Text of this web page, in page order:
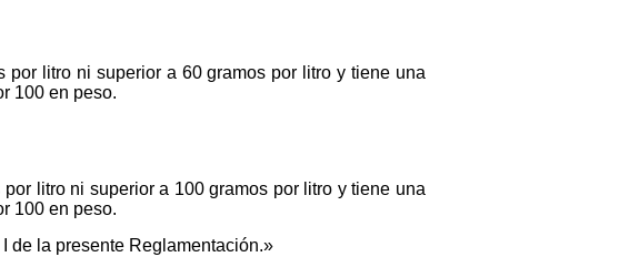
litro ni superior a 60 gramos por litro y tiene una
100 en peso.
litro ni superior a 100 gramos por litro y tiene una
100 en peso.
de la presente Reglamentación.»